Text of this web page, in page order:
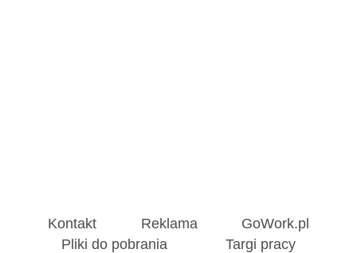
Kontakt Reklama
GoWork.pl
Pliki do pobrania
Targi pracy